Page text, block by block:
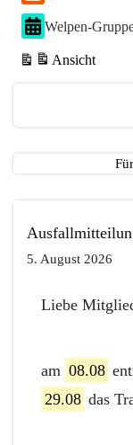
g)
u
g)
6
Welpen-
Ansicht
ausdrucken
5. August 2026
Liebe
am 08.08
29.08 das